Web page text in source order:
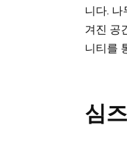
니다.
겨진 공
니티를
심